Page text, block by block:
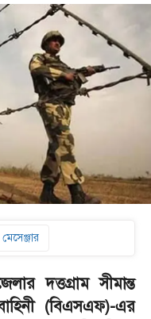
মেসেঞ্জার
দত্তগ্রাম সীমান্ত
(বিএসএফ)-এর